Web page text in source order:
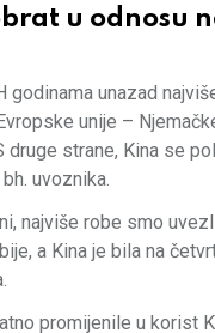
u odnosu
godinama unazad
unije –
druge strane, Kina se
uvoznika.
najviše robe smo
a Kina je bila na
promijenile u korist